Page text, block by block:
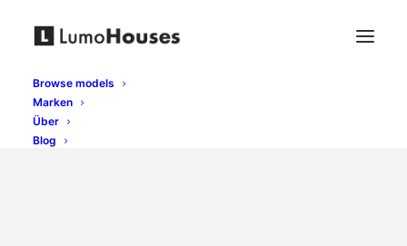
Browse models
Marken
Über
Blog